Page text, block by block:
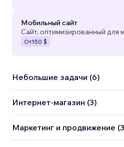
Мобильный сайт
Сайт, оптимизированный для
От150 $
Небольшие задачи (6)
Интернет-магазин (3)
Маркетинг и продвижение